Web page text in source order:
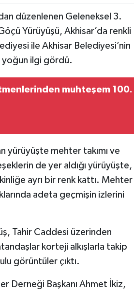
düzenlenen Geleneksel 3.
Yürüyüşü, Akhisar’da renkli
ile Akhisar Belediyesi’nin
yoğun ilgi gördü.
muhteşem 100.
yürüyüşte mehter takımı ve
de yer aldığı yürüyüşte,
ayrı bir renk kattı. Mehter
adeta geçmişin izlerini
Tahir Caddesi üzerinden
korteji alkışlarla takip
görüntüler çıktı.
Derneği Başkanı Ahmet İkiz,